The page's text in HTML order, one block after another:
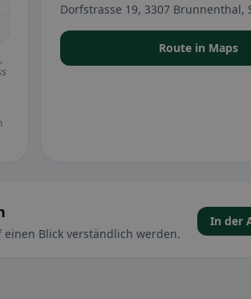
Dorfstrasse 19, 3307 Brunnenthal,
Route in Maps
Blick verständlich werden.
In der